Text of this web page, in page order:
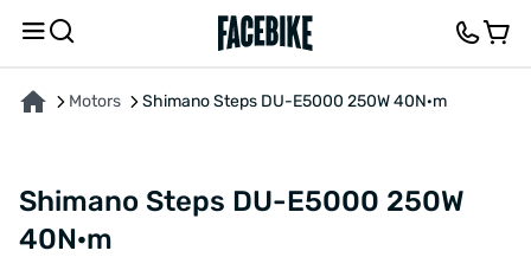
Motors Shimano Steps DU-E5000 250W 40N·m
Shimano Steps DU-E5000 250W
40N·m
ABOUT THE PRODUCT CHARACTERISTICSFEEDBACK AND QUESTIONS